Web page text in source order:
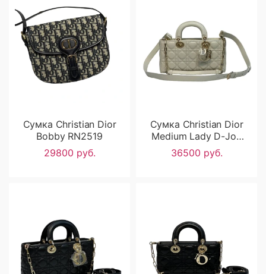
Сумка Christian Dior
Bobby RN2519
29800 руб.
Сумка Christian Dior
Medium Lady D-Joy
RN2505
36500 руб.